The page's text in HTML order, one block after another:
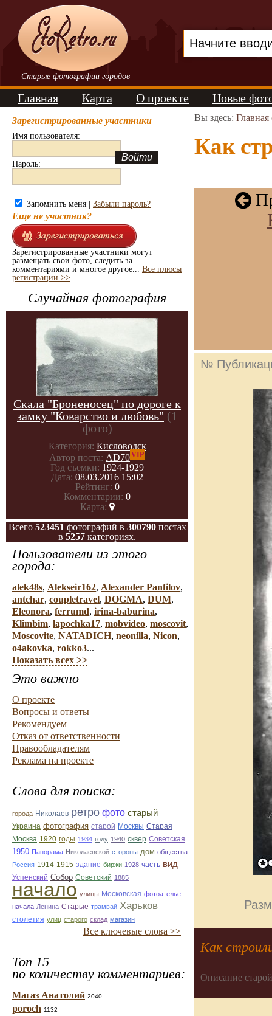
Старые фотографии городов
Главная Карта О проекте Новые
Зарегистрированные участники
Имя пользователя:
Пароль:
Запомнить меня | Забыли пароль?
Еще не участник?
Зарегистрированные участники могут
размещать свои фото, следить за
комментариями и многое другое... Все плюсы
регистрации >>
Случайная фотография
Скала "Броненосец" по дороге к
замку "Коварство и любовь" (1
фото)
Категория: Кисловодск
Автор поста: AD70VIP
Год съемки: 1924-1929
Дата: 08.03.2016 15:02
Рейтинг: 0
Комментарии: 0
Карта:
Всего 523451 фотографий в 300790постах
в 5257 категориях.
Пользователи из этого
города:
alek48s, Alekseir162, Alexander Panfilov,
antchar, coupletravel, DOGMA, DUM,
Eleonora, ferrumd, irina-baburina,
Klimbim, lapochka17, mobvideo, moscovit,
Moscovite, NATADICH, neonilla, Nicon,
o4akovka, rokko3...
Показать всех >>
Это важно
О проекте
Вопросы и ответы
Рекомендуем
Отказ от ответственности
Правообладателям
Реклама на проекте
Слова для поиска:
города Николаев ретро фото старый
Украина фотография старой Москвы Старая
Москва 1920 годы 1934 году 1940 сквер Советская
1950 Панорама Николаевской стороны дом общества
Россия 1914 1915 здание биржи 1928 часть вид
Успенский Собор Советский 1885
начало улицы Московская фотоателье
начала Ленина Старые трамвай Харьков
столетия улиц старого склад магазин
Все ключевые слова >>
Топ 15
по количеству комментариев:
Магаз Анатолий 2040
poroch 1132
Вы здесь: Главная
Как
№
Как
Описание